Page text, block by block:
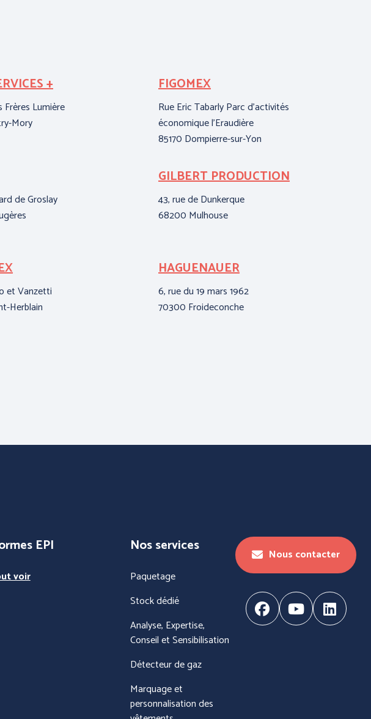
+
Frères Lumière
Mory
de Groslay
et Vanzetti
Herblain
FIGOMEX
Rue Eric Tabarly Parc d'activités
économique l'Eraudière
85170 Dompierre-sur-Yon
GILBERT PRODUCTION
43, rue de Dunkerque
68200 Mulhouse
HAGUENAUER
6, rue du 19 mars 1962
70300 Froideconche
EPI
voir
Nos services
Paquetage
Stock dédié
Analyse, Expertise,
Conseil et Sensibilisation
Détecteur de gaz
Marquage et
personnalisation des
Nous contacter